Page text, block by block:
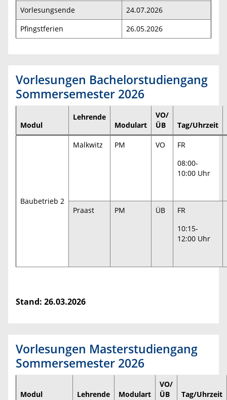
Vorlesungsende
24.07.2026
Pfingstferien
26.05.2026
Vorlesungen Bachelorstudiengang
Sommersemester 2026
Modul
Lehrende
Modulart
VO/
ÜB
Tag/Uhrzeit
Baubetrieb 2
Malkwitz PM VO
FR
08:00-
10:00 Uhr
Praast PM ÜB
FR
10:15-
12:00 Uhr
Stand: 26.03.2026
Vorlesungen Masterstudiengang
Sommersemester 2026
Modul Lehrende Modulart
VO/
ÜB
Tag/Uhrzeit